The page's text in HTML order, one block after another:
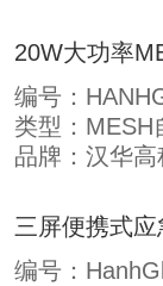
20W大功率
编号：
类型：MESH
品牌：汉华
三屏便携式
编号：